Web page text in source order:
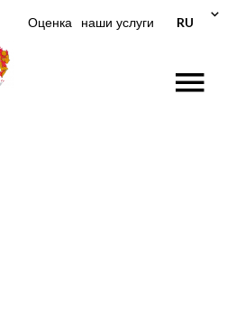
Оценка наши услуги RU